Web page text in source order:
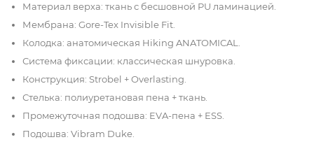
Материал верха: ткань с бесшовной PU ламинацией.
Мембрана: Gore-Tex Invisible Fit.
Колодка: анатомическая Hiking ANATOMICAL.
Система фиксации: классическая шнуровка.
Конструкция: Strobel + Overlasting.
Стелька: полиуретановая пена + ткань.
Промежуточная подошва: EVA-пена + ESS.
Подошва: Vibram Duke.